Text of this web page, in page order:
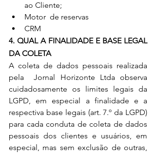
ao Cliente;
Motor  de reservas
CRM
4. QUAL A FINALIDADE E BASE LEGAL
DA COLETA
A coleta de dados pessoais realizada
pela  Jornal Horizonte Ltda observa
cuidadosamente os limites legais da
LGPD, em especial a finalidade e a
respectiva base legais (art. 7.º da LGPD)
para cada conduta de coleta de dados
pessoais dos clientes e usuários, em
especial, mas sem exclusão de outras,